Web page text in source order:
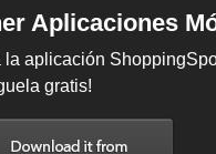
Aplicaciones
la aplicación
gratis!